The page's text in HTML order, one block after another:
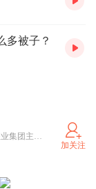
多被子？
居中、守正、观天下！ 正观新闻，由郑州报业集团主办，是郑州市全力打造的“扎根郑州、立足中原、放眼全球”的拥有较强影响力的新型主流媒体，集“新闻+政务+服务”于一体的突出文化和国际视野的新媒体平台。
加关注